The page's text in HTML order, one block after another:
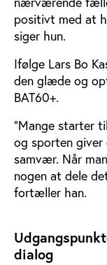
positivt med at
siger hun.
Ifølge Lars Bo
den glæde og
BAT60+.
“Mange starter
og sporten
samvær. Når
nogen at dele
fortæller han.
dialog